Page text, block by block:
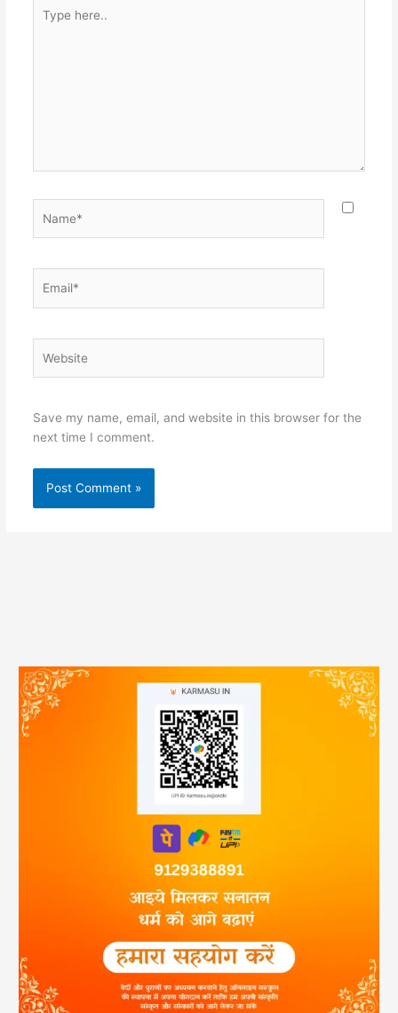
here..
Save my name, email, and website in this browser for the
next time I comment.